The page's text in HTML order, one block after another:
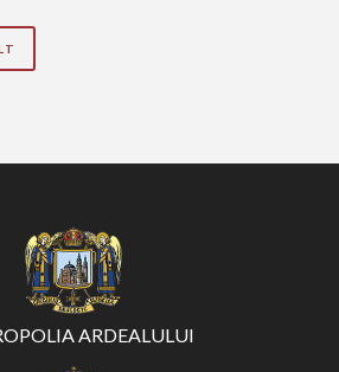
ARDEALULUI